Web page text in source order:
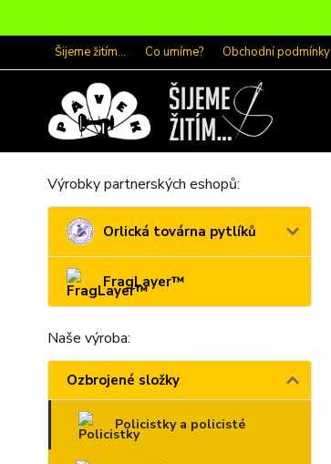
Šijeme žitím... Co umíme? Obchodní podmínky
Výrobky partnerských eshopů:
Orlická továrna pytlíků
FragLayer™
Naše výroba:
Ozbrojené složky
Policistky a policisté